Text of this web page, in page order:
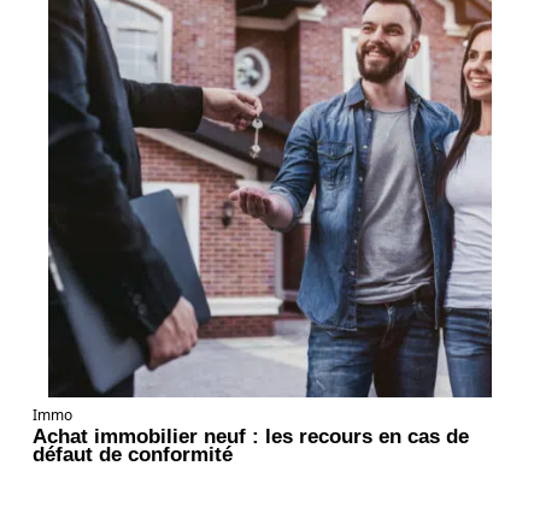
Immo
Achat immobilier neuf : les recours en cas de
défaut de conformité